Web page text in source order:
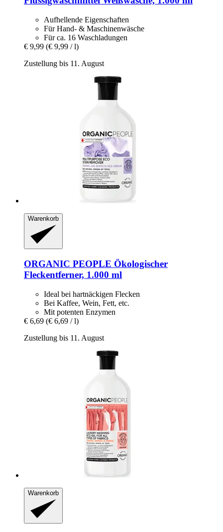
Aufhellende Eigenschaften
Für Hand- & Maschinenwäsche
Für ca. 16 Waschladungen
€ 9,99 (€ 9,99 / l)
Zustellung bis 11. August
Warenkorb
ORGANIC PEOPLE Ökologischer
Fleckentferner, 1.000 ml
Ideal bei hartnäckigen Flecken
Bei Kaffee, Wein, Fett, etc.
Mit potenten Enzymen
€ 6,69 (€ 6,69 / l)
Zustellung bis 11. August
Warenkorb